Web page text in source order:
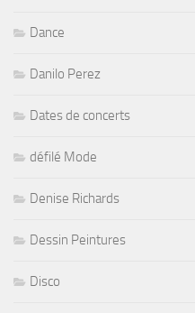
Dance
Danilo Perez
Dates de concerts
défilé Mode
Denise Richards
Dessin Peintures
Disco